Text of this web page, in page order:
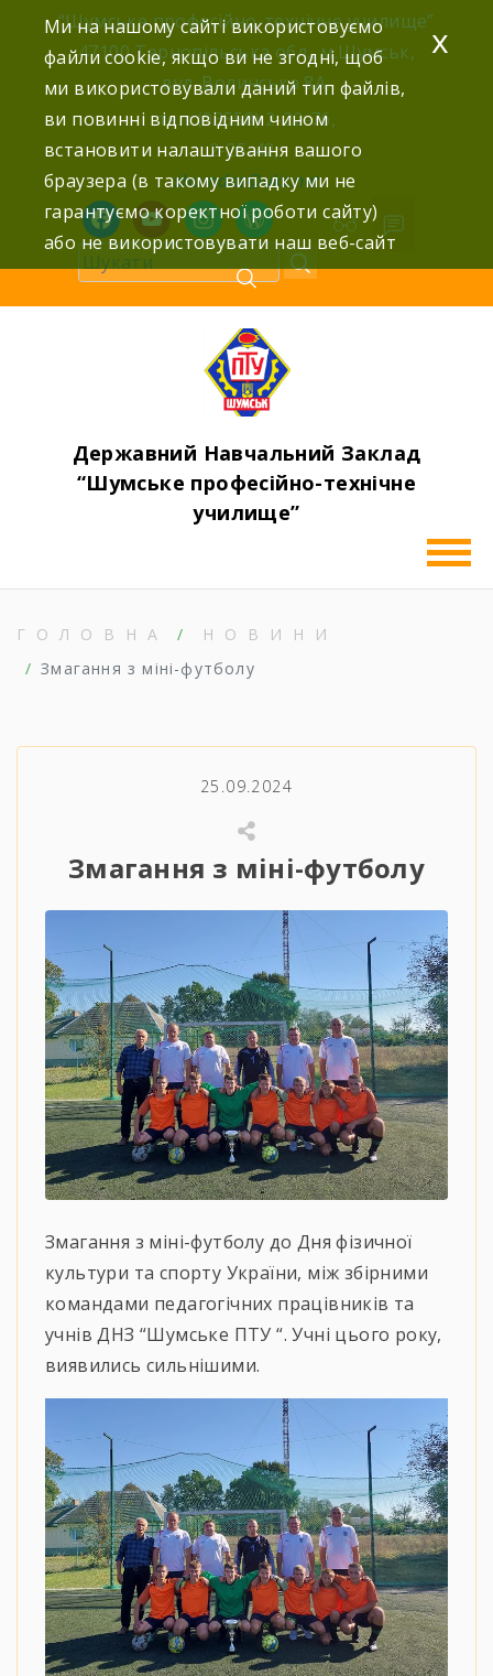
content
“Шумське професійно-технічне училище”
47100 Тернопільська обл., м.Шумськ,
вул. Волинська 8А,
тел: (03558) 2-22-76,
2-25-42,
shumdnz@ukr.net
facebookyoutubeinstagramwordpress
Державний Навчальний Заклад
“Шумське професійно-технічне
училище”
ГОЛОВНА
НОВИНИ
Змагання з міні-футболу
25.09.2024
Змагання з міні-футболу
Змагання з міні-футболу до Дня фізичної
культури та спорту України, між збірними
командами педагогічних працівників та
учнів ДНЗ “Шумське ПТУ “. Учні цього року,
виявились сильнішими.
Ми на нашому сайті використовуємо
файли cookie, якщо ви не згодні, щоб
ми використовували даний тип файлів,
ви повинні відповідним чином
встановити налаштування вашого
браузера (в такому випадку ми не
гарантуємо коректної роботи сайту)
або не використовувати наш веб-сайт
x